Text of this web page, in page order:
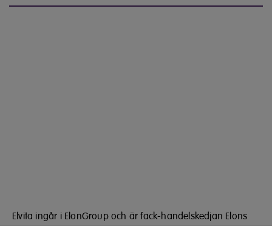
Elvita ingår i ElonGroup och är fack-handelskedjan Elons